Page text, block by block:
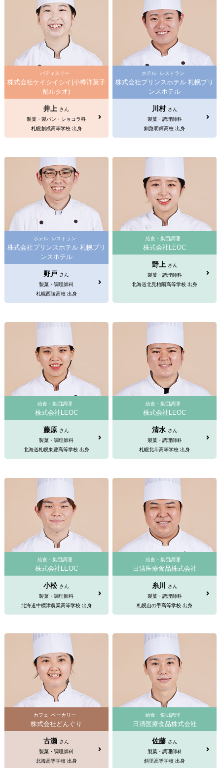
パティスリー
株式会社ケイシイシイ(小樽洋菓子
舗ルタオ)
井上 さん
製菓・製パン・ショコラ科
札幌創成高等学校 出身
ホテル レストラン
株式会社プリンスホテル 札幌プリ
ンスホテル
川村 さん
製菓・調理師科
釧路明輝高校 出身
ホテル レストラン
株式会社プリンスホテル 札幌プリ
ンスホテル
野戸 さん
製菓・調理師科
札幌西陵高校 出身
給食・集団調理
株式会社LEOC
野上 さん
製菓・調理師科
北海道北見柏陽高等学校 出身
給食・集団調理
株式会社LEOC
藤原 さん
製菓・調理師科
北海道札幌東豊高等学校 出身
給食・集団調理
株式会社LEOC
清水 さん
製菓・調理師科
札幌北斗高等学校 出身
給食・集団調理
株式会社LEOC
小松 さん
製菓・調理師科
北海道中標津農業高等学校 出身
給食・集団調理
日清医療食品株式会社
糸川
さん
製菓・調理師科
札幌山の手高等学校 出身
カフェ ベーカリー
株式会社どんぐり
古瀬 さん
製菓・調理師科
北海高等学校 出身
給食・集団調理
日清医療食品株式会社
佐藤 さん
製菓・調理師科
斜里高等学校 出身